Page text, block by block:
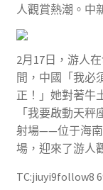
人觀賞熱潮。中
2月17日，游人
間，中國「我必
正！」她對著牛
「我要啟動天
射場——位于海
場，迎來了游人
TC:jiuyi9follow8